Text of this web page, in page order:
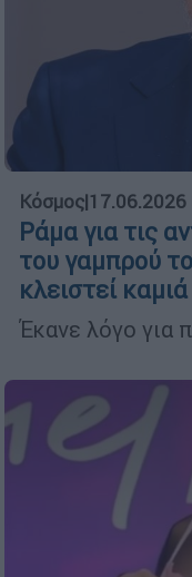
Κόσμος|17.06.2026
Ράμα για τις
του γαμπρού
κλειστεί
Έκανε λόγο για